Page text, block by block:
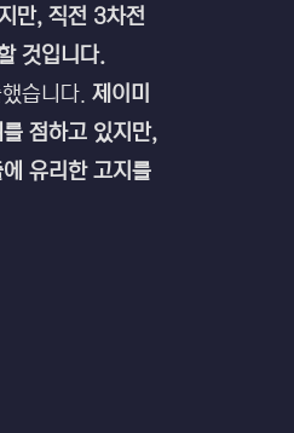
만, 직전 3차전
것입니다.
습니다. 제이미
점하고 있지만,
유리한 고지를